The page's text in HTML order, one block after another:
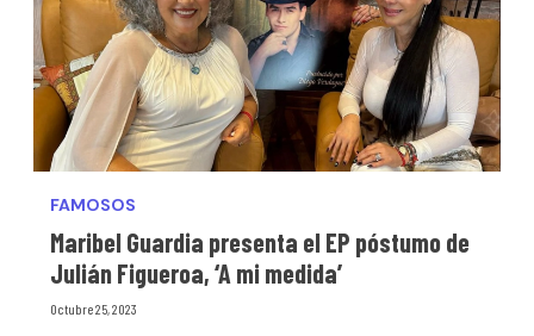
FAMOSOS
Maribel Guardia presenta el EP póstumo de
Julián Figueroa, ‘A mi medida’
Octubre 25, 2023